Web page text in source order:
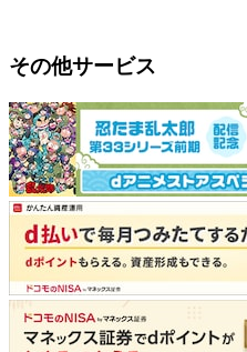
その他サービス